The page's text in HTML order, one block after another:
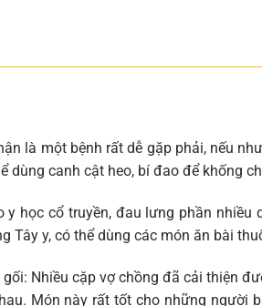
là một bệnh rất dễ gặp phải, nếu
dùng canh cật heo, bí đao để khống
học cổ truyền, đau lưng phần
Tây y, có thể dùng các món ăn bài
Nhiều cặp vợ chồng đã cải thiện
Món này rất tốt cho những